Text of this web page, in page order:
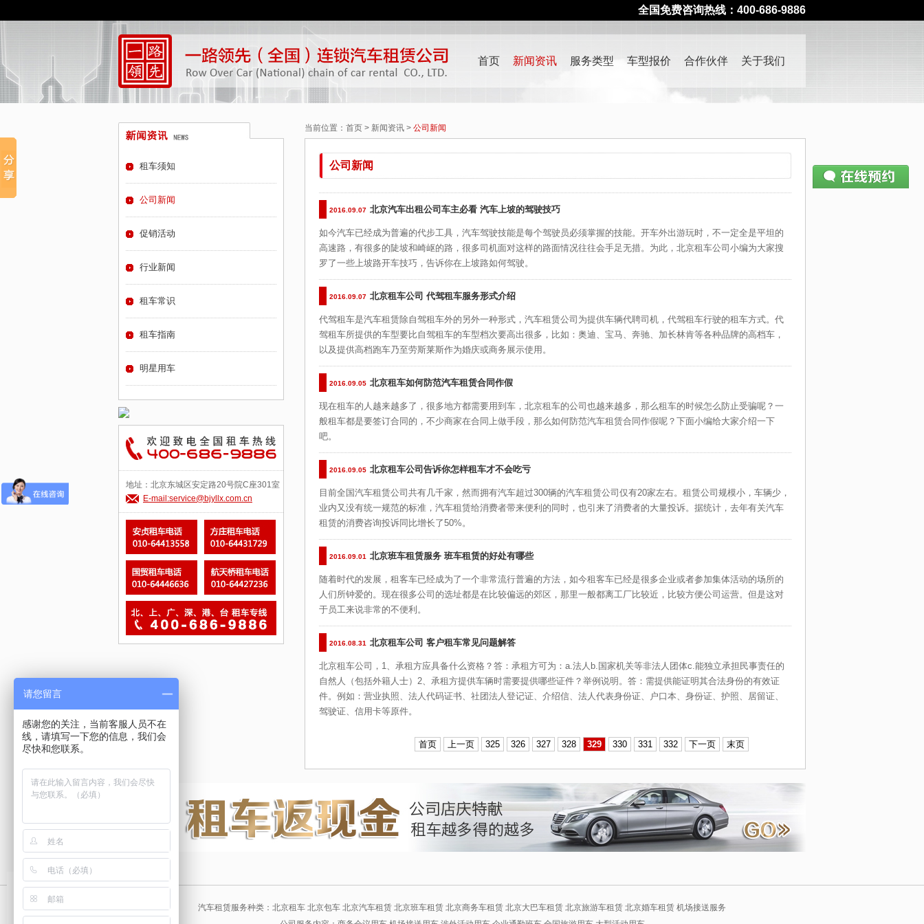
全国免费咨询热线：400-686-9886
首页 新闻资讯 服务类型 车型报价 合作伙伴 关于我们
当前位置： 首页 > 新闻资讯 > 公司新闻
公司新闻
2016.09.07 北京汽车出租公司车主必看 汽车上坡的驾驶技巧
如今汽车已经成为普遍的代步工具，汽车驾驶技能是每个驾驶员必须掌握的技能。开车外出游玩时，不一定全是平坦的
高速路，有很多的陡坡和崎岖的路，很多司机面对这样的路面情况往往会手足无措。为此，北京租车公司小编为大家搜
罗了一些上坡路开车技巧，告诉你在上坡路如何驾驶。
2016.09.07 北京租车公司 代驾租车服务形式介绍
代驾租车是汽车租赁除自驾租车外的另外一种形式，汽车租赁公司为提供车辆代聘司机，代驾租车行驶的租车方式。代
驾租车所提供的车型要比自驾租车的车型档次要高出很多，比如：奥迪、宝马、奔驰、加长林肯等各种品牌的高档车，
以及提供高档跑车乃至劳斯莱斯作为婚庆或商务展示使用。
2016.09.05 北京租车如何防范汽车租赁合同作假
现在租车的人越来越多了，很多地方都需要用到车，北京租车的公司也越来越多，那么租车的时候怎么防止受骗呢？一
般租车都是要签订合同的，不少商家在合同上做手段，那么如何防范汽车租赁合同作假呢？下面小编给大家介绍一下
吧。
2016.09.05 北京租车公司告诉你怎样租车才不会吃亏
目前全国汽车租赁公司共有几千家，然而拥有汽车超过300辆的汽车租赁公司仅有20家左右。租赁公司规模小，车辆少，
业内又没有统一规范的标准，汽车租赁给消费者带来便利的同时，也引来了消费者的大量投诉。据统计，去年有关汽车
租赁的消费咨询投诉同比增长了50%。
2016.09.01 北京班车租赁服务 班车租赁的好处有哪些
随着时代的发展，租客车已经成为了一个非常流行普遍的方法，如今租客车已经是很多企业或者参加集体活动的场所的
人们所钟爱的。现在很多公司的选址都是在比较偏远的郊区，那里一般都离工厂比较近，比较方便公司运营。但是这对
于员工来说非常的不便利。
2016.08.31 北京租车公司 客户租车常见问题解答
北京租车公司，1、承租方应具备什么资格？答：承租方可为：a.法人b.国家机关等非法人团体c.能独立承担民事责任的
自然人（包括外籍人士）2、承租方提供车辆时需要提供哪些证件？举例说明。答：需提供能证明其合法身份的有效证
件。例如：营业执照、法人代码证书、社团法人登记证、介绍信、法人代表身份证、户口本、身份证、护照、居留证、
驾驶证、信用卡等原件。
首页 上一页 325 326 327 328 329 330 331 332 下一页 末页
租车须知
公司新闻
促销活动
行业新闻
租车常识
租车指南
明星用车
地址：北京东城区安定路20号院C座301室
E-mail:service@bjyllx.com.cn
汽车租赁服务种类：北京租车 北京包车 北京汽车租赁 北京班车租赁 北京商务车租赁 北京大巴车租赁 北京旅游车租赁 北京婚车租赁 机场接送服务
姓名：
路线：
说明：
请您留言
感谢您的关注，当前客服人员不在
线，请填写一下您的信息，我们会
尽快和您联系。